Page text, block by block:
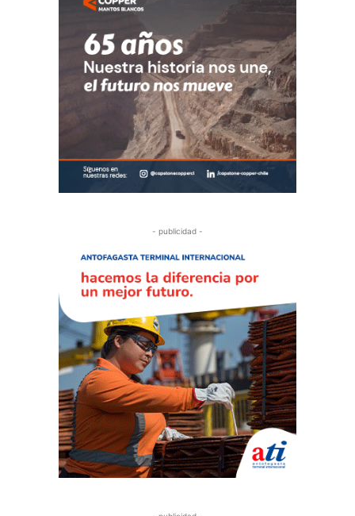
- publicidad -